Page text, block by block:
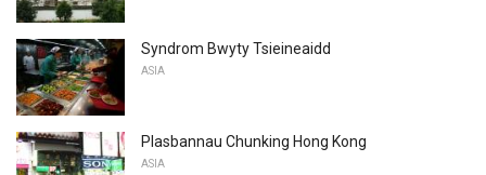
Syndrom Bwyty Tsieineaidd
ASIA
Plasbannau Chunking Hong Kong
ASIA